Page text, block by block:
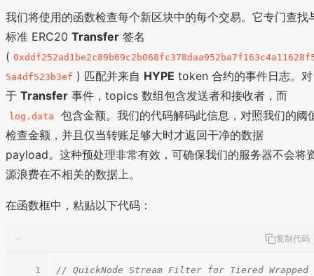
我们将使用的函数检查每个新区块中的每个交易。它专门查找
标准 ERC20 Transfer 签名
(
5a4df523b3ef ) 匹配并来自 HYPE token 合约的事件日志。对
于 Transfer 事件，topics 数组包含发送者和接收者，而
log.data
包含金额。我们的代码解码此信息，对照我们的阈
检查金额，并且仅当转账足够大时才返回干净的数据
payload。这种预处理非常有效，可确保我们的服务器不会将
源浪费在不相关的数据上。
在函数框中，粘贴以下代码：
复制代码
1
// QuickNode Stream Filter for Tiered Wrapped